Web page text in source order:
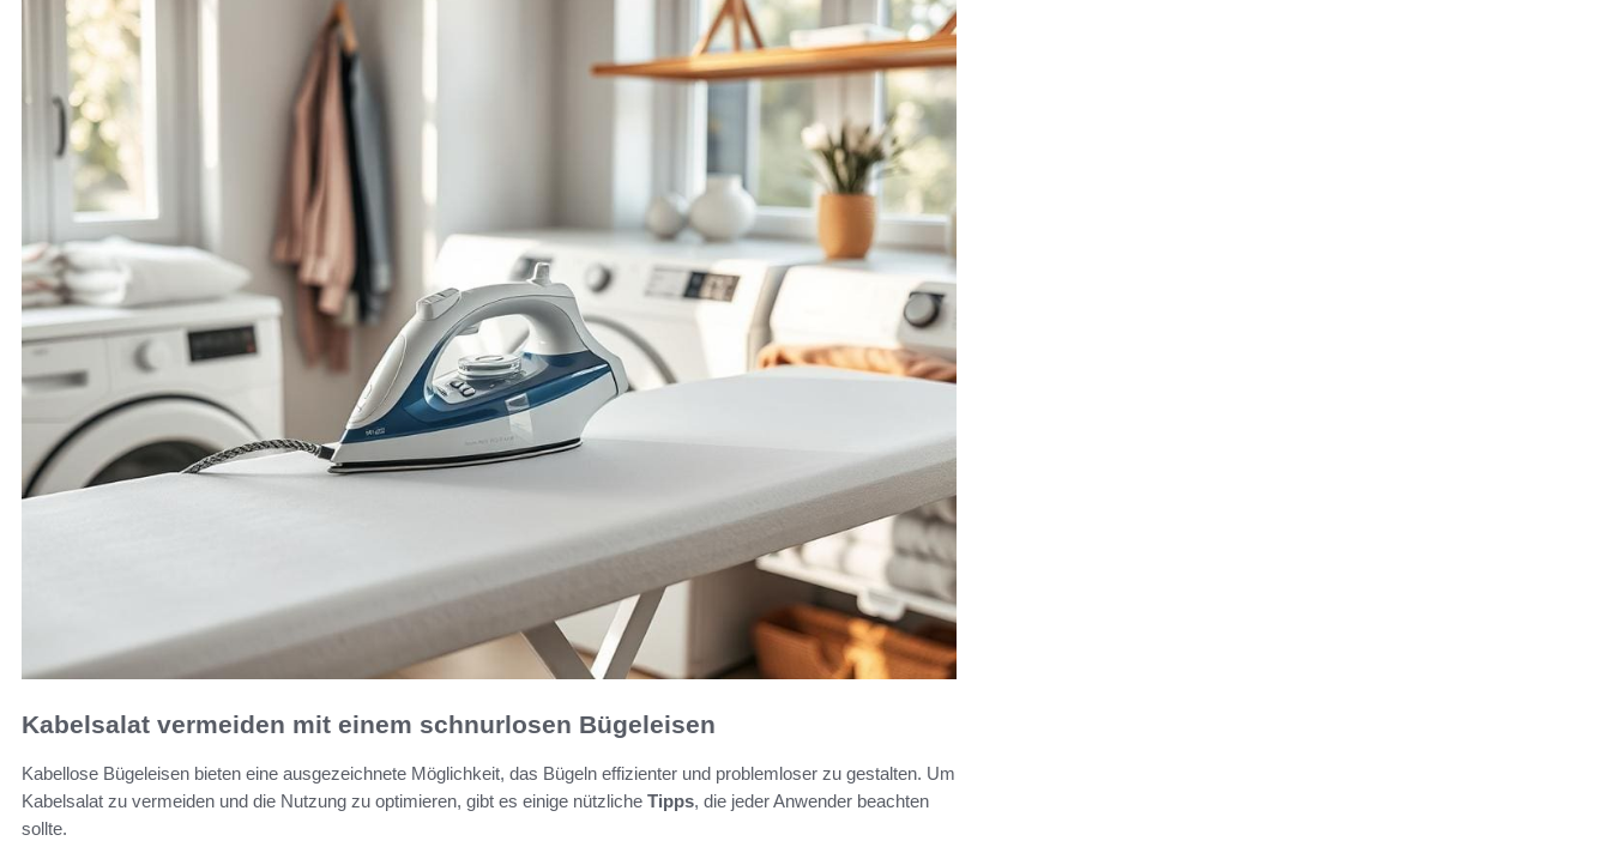
Kabelsalat vermeiden mit einem schnurlosen Bügeleisen
Kabellose Bügeleisen bieten eine ausgezeichnete Möglichkeit, das Bügeln effizienter und problemloser zu gestalten. Um
Kabelsalat zu vermeiden und die Nutzung zu optimieren, gibt es einige nützliche Tipps, die jeder Anwender beachten
sollte.